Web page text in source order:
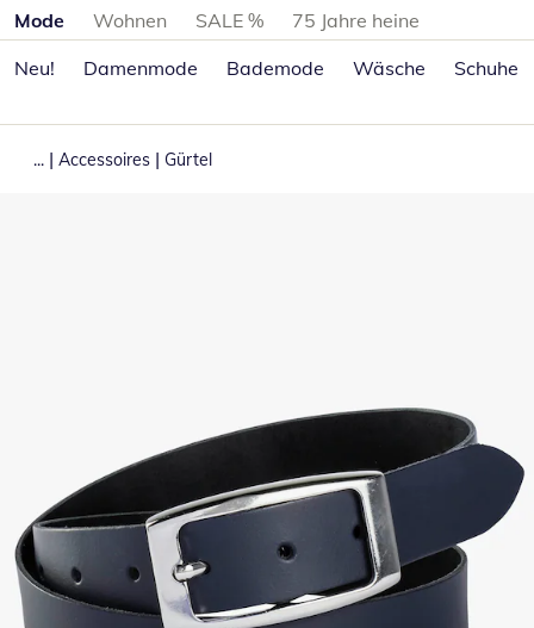
Produktkategorien überspringen
Mode Wohnen SALE %
75 Jahre heine
Neu!
Damenmode Bademode Wäsche Schuhe
... | Accessoires | Gürtel